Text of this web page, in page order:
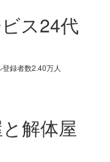
解体屋